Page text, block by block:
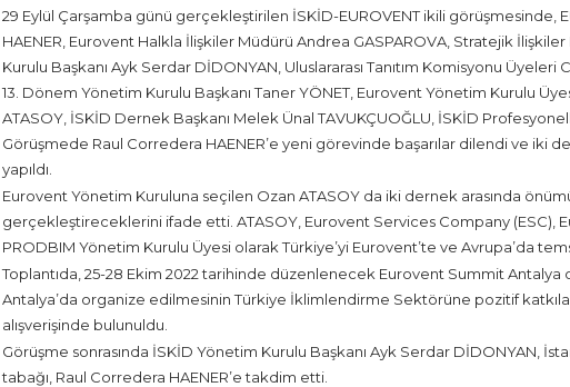
29 Eylül Çarşamba günü gerçekleştirilen İSKİD-EUROVENT ikili görüşmesinde,
HAENER, Eurovent Halkla İlişkiler Müdürü Andrea GASPAROVA, Stratejik
Kurulu Başkanı Ayk Serdar DİDONYAN, Uluslararası Tanıtım Komisyonu
13. Dönem Yönetim Kurulu Başkanı Taner YÖNET, Eurovent Yönetim Kurulu
ATASOY, İSKİD Dernek Başkanı Melek Ünal TAVUKÇUOĞLU, İSKİD
Görüşmede Raul Corredera HAENER’e yeni görevinde başarılar dilendi ve iki
yapıldı.
Eurovent Yönetim Kuruluna seçilen Ozan ATASOY da iki dernek arasında
gerçekleştireceklerini ifade etti. ATASOY, Eurovent Services Company (ESC),
PRODBIM Yönetim Kurulu Üyesi olarak Türkiye’yi Eurovent’te ve Avrupa’da
Toplantıda, 25-28 Ekim 2022 tarihinde düzenlenecek Eurovent Summit
Antalya’da organize edilmesinin Türkiye İklimlendirme Sektörüne pozitif
alışverişinde bulunuldu.
Görüşme sonrasında İSKİD Yönetim Kurulu Başkanı Ayk Serdar DİDONYAN,
tabağı, Raul Corredera HAENER’e takdim etti.